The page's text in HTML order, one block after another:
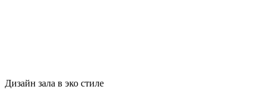
Дизайн зала в эко стиле